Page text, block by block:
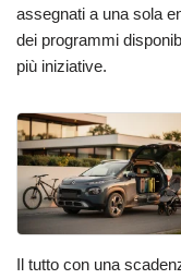
assegnati a una sola
dei programmi
più iniziative.
Il tutto con una